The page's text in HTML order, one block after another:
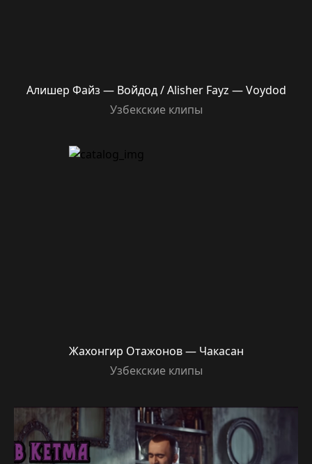
Алишер Файз — Войдод / Alisher Fayz — Voydod
Узбекские клипы
Жахонгир Отажонов — Чакасан
Узбекские клипы